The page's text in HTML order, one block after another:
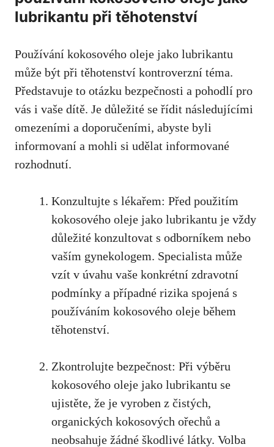
⁣lubrikantu ‍při těhotenství
Používání kokosového oleje jako‍ lubrikantu⁣
může být při⁤ těhotenství kontroverzní téma.
Představuje to otázku bezpečnosti a pohodlí pro
vás‌ i vaše dítě. Je důležité se ⁤řídit následujícími
omezeními ⁣a doporučeními, abyste byli
informovaní a⁢ mohli si udělat informované
rozhodnutí.
Konzultujte s lékařem: Před použitím
kokosového oleje jako lubrikantu je vždy
důležité konzultovat s odborníkem nebo
⁢vaším gynekologem. Specialista může
vzít v úvahu vaše konkrétní ⁤zdravotní
podmínky a případné rizika spojená s
používáním kokosového oleje během
těhotenství.
Zkontrolujte bezpečnost: Při výběru
kokosového oleje jako lubrikantu se
ujistěte, že je vyroben z čistých,
organických ⁢kokosových ořechů a
neobsahuje žádné škodlivé látky. Volba